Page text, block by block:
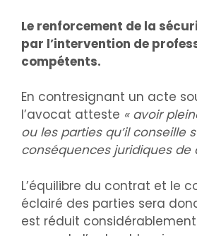
Le renforcement de la
par l’intervention de
compétents.
En contresignant un acte
l’avocat atteste « avoir
ou les parties qu’il conseille
conséquences juridiques de
L’équilibre du contrat et le
éclairé des parties sera
est réduit